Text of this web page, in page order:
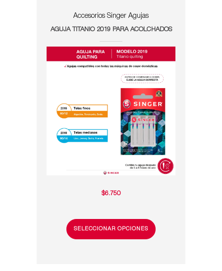
Accesorios Singer Agujas
AGUJA TITANIO 2019 PARA ACOLCHADOS
$6.750
SELECCIONAR OPCIONES